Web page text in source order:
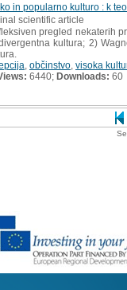
in popularno kulturo : k
scientific article
pregled nekaterih
kultura; 2)
občinstvo visoka
6440; Downloads: 60